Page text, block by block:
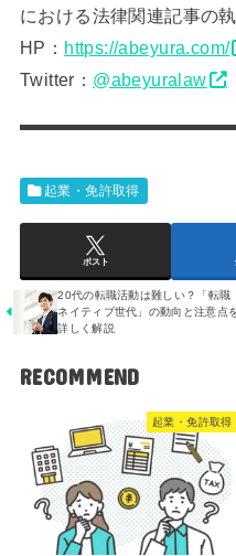
における法律関連記事の
HP： https://abeyura.com/
Twitter： @abeyuralaw
起業・免許取得
ポスト
20代の転職活動は難しい？「転職
ネイティブ世代」の動向と注意点
詳しく解説
RECOMMEND
起業・免許取得